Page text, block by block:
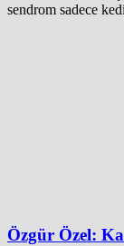
sendrom sadece
Özgür Özel: